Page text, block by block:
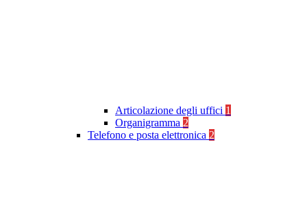
Articolazione degli uffici 1
Organigramma 2
Telefono e posta elettronica 2